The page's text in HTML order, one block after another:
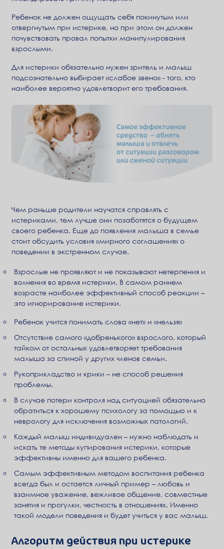
Ребенок не должен ощущать себя покинутым или
отвергнутым при истерике, но при этом он должен
почувствовать провал попытки манипулирования
взрослыми.
Для истерики обязательно нужен зритель и малыш
подсознательно выбирает «слабое звено» - того, кто
наиболее вероятно удовлетворит его требования.
Чем раньше родители научатся справлять с
истериками, тем лучше они позаботятся о будущем
своего ребенка. Еще до появления малыша в семье
стоит обсудить условия «мирного соглашения» о
поведении в экстренном случае.
Взрослые не проявляют и не показывают нетерпения и
волнения во время истерики. В самом раннем
возрасте наиболее эффективный способ реакции –
это игнорирование истерики.
Ребенок учится понимать слова «нет» и «нельзя»
Отсутствие самого «добренького» взрослого, который
тайком от остальных удовлетворяет требования
малыша за спиной у других членов семьи.
Рукоприкладство и крики – не способ решения
проблемы.
В случае потери контроля над ситуацией обязательно
обратиться к хорошему психологу за помощью и к
неврологу для исключения возможных патологий.
Каждый малыш индивидуален – нужно наблюдать и
искать те методы купирования истерики, которые
эффективны именно для вашего ребенка.
Самым эффективным методом воспитания ребенка
всегда был и остается личный пример – любовь и
взаимное уважение, вежливое общение, совместные
занятия и прогулки, честность в отношениях. Именно
такой модели поведения и будет учиться у вас малыш.
Алгоритм действия при истерике